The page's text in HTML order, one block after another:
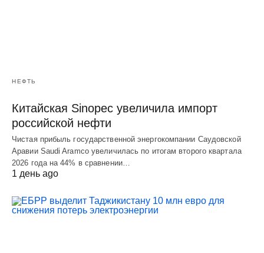
НЕФТЬ
Китайская Sinopec увеличила импорт
российской нефти
Чистая прибыль государственной энергокомпании Саудовской
Аравии Saudi Aramco увеличилась по итогам второго квартала
2026 года на 44% в сравнении…
1 день ago